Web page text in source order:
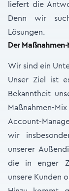
liefert die
Denn wir
Lösungen.
Der
Wir sind ein
Unser Ziel ist
Bekanntheit
Maßnahmen-
Account-
wir
unserer
die in enger
unsere Kunden